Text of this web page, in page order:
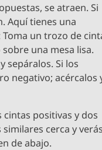
se atraen. Si
Aquí tienes una
un trozo de
una mesa lisa.
sepáralos. Si los
negativo; acércalos
positivas y dos
cerca y
de abajo.